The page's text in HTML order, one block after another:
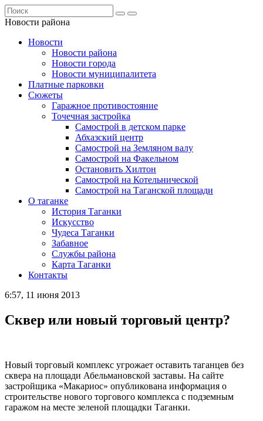
Новости района
Новости
Новости района
Новости города
Новости муниципалитета
Платные парковки
Сюжеты
Гаражное противостояние
Точечная застройка
Самострой в детском парке
Абхазский центр
Самострой на Земляном валу
Самострой на Факельном
Остановить Хилтон
Самострой на Котельнической
Самострой на Таганской площади
О таганке
История Таганки
Искусство
Чудеса Таганки
Забавное
Службы района
Карта Таганки
Контакты
6:57, 11 июня 2013
Сквер или новый торговый центр?
Новый торговый комплекс угрожает оставить таганцев без
сквера на площади Абельмановской заставы. На сайте
застройщика «Макариос» опубликована информация о
строительстве нового торгового комплекса с подземным
гаражом на месте зеленой площадки Таганки.